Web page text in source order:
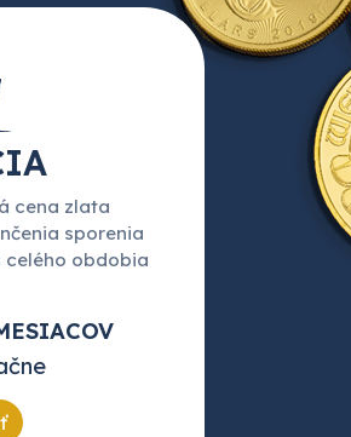
cena zlata
sporenia
celého obdobia